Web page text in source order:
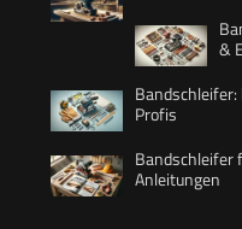
&
Profis
Bandschleifer
Anleitungen